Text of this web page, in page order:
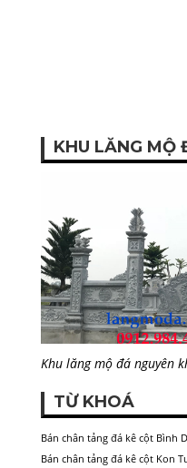
KHU LĂNG MỘ
Khu lăng mộ đá nguyên
TỪ KHOÁ
Bán chân tảng đá kê cột Bình
Bán chân tảng đá kê cột Kon